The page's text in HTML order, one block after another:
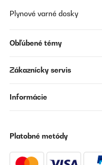
Plynové varné dosky
Obľúbené témy
Zákaznícky servis
Informácie
Platobné metódy